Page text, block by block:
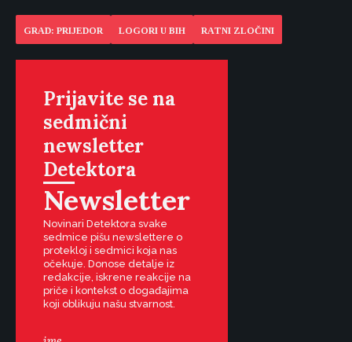
GRAD: PRIJEDOR LOGORI U BIH RATNI ZLOČINI
Prijavite se na
sedmični
newsletter
Detektora
Newsletter
Novinari Detektora svake
sedmice pišu newslettere o
protekloj i sedmici koja nas
očekuje. Donose detalje iz
redakcije, iskrene reakcije na
priče i kontekst o događajima
koji oblikuju našu stvarnost.